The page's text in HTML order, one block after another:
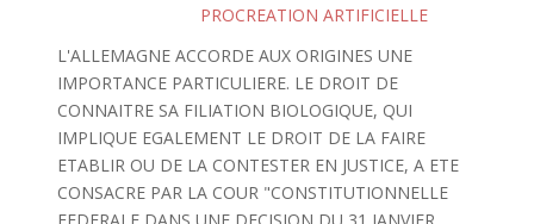
PROCREATION ARTIFICIELLE
L'ALLEMAGNE ACCORDE AUX ORIGINES UNE
IMPORTANCE PARTICULIERE. LE DROIT DE
CONNAITRE SA FILIATION BIOLOGIQUE, QUI
IMPLIQUE EGALEMENT LE DROIT DE LA FAIRE
ETABLIR OU DE LA CONTESTER EN JUSTICE, A ETE
CONSACRE PAR LA COUR "CONSTITUTIONNELLE